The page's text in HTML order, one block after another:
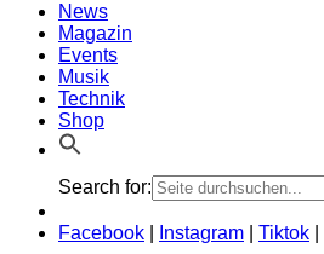
News
Magazin
Events
Musik
Technik
Shop
Search for:
Facebook Instagram Tiktok